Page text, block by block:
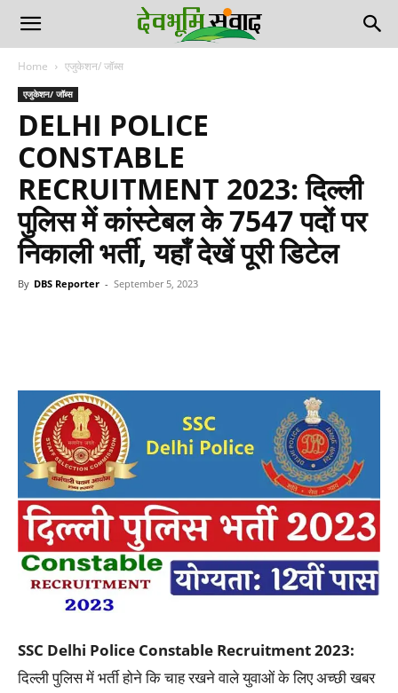
Home एजुकेशन/ जॉब्स
एजुकेशन/ जॉब्स
DELHI POLICE
CONSTABLE
RECRUITMENT 2023: दिल्ली
पुलिस में कांस्टेबल के 7547 पदों पर
निकाली भर्ती, यहाँ देखें पूरी डिटेल
By DBS Reporter - September 5, 2023
SSC Delhi Police Constable Recruitment 2023:
दिल्ली पुलिस में भर्ती होने कि चाह रखने वाले युवाओं के लिए अच्छी खबर